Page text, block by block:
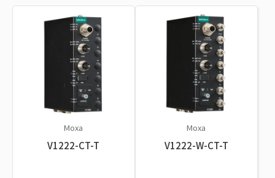
Moxa
V1222-CT-T
Moxa
V1222-W-CT-T